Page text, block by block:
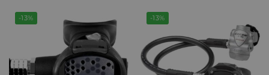
-13% -13%